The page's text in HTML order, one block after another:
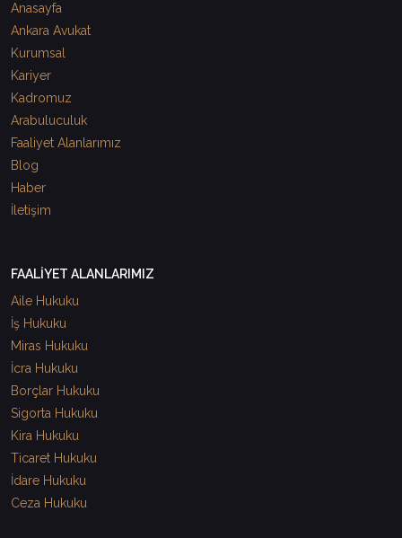
Anasayfa
Ankara Avukat
Kurumsal
Kariyer
Kadromuz
Arabuluculuk
Faaliyet Alanlarımız
Blog
Haber
İletişim
FAALİYET ALANLARIMIZ
Aile Hukuku
İş Hukuku
Miras Hukuku
İcra Hukuku
Borçlar Hukuku
Sigorta Hukuku
Kira Hukuku
Ticaret Hukuku
İdare Hukuku
Ceza Hukuku